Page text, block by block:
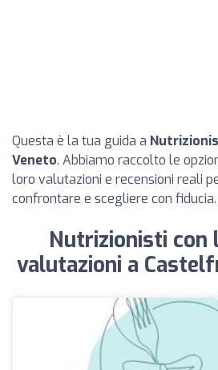
Questa è la tua guida a
Veneto. Abbiamo raccolto le
loro valutazioni e recensioni reali
confrontare e scegliere con fiducia.
Nutrizionisti con
valutazioni a